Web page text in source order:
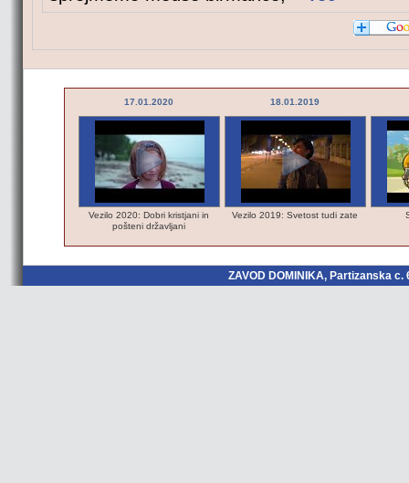
17.01.2020
Vezilo 2020: Dobri kristjani in
pošteni državljani
18.01.2019
Vezilo 2019: Svetost tudi zate
ZAVOD DOMINIKA, Partizanska